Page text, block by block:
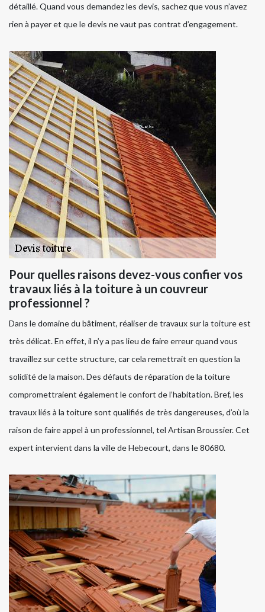
détaillé. Quand vous demandez les devis, sachez que vous n’avez
rien à payer et que le devis ne vaut pas contrat d’engagement.
Pour quelles raisons devez-vous confier vos
travaux liés à la toiture à un couvreur
professionnel ?
Dans le domaine du bâtiment, réaliser de travaux sur la toiture est
très délicat. En effet, il n’y a pas lieu de faire erreur quand vous
travaillez sur cette structure, car cela remettrait en question la
solidité de la maison. Des défauts de réparation de la toiture
compromettraient également le confort de l’habitation. Bref, les
travaux liés à la toiture sont qualifiés de très dangereuses, d’où la
raison de faire appel à un professionnel, tel Artisan Broussier. Cet
expert intervient dans la ville de Hebecourt, dans le 80680.